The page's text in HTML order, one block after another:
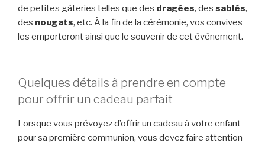
de petites gâteries telles que des dragées, des sablés,
des nougats, etc. À la fin de la cérémonie, vos convives
les emporteront ainsi que le souvenir de cet événement.
Quelques détails à prendre en compte
pour offrir un cadeau parfait
Lorsque vous prévoyez d’offrir un cadeau à votre enfant
pour sa première communion, vous devez faire attention